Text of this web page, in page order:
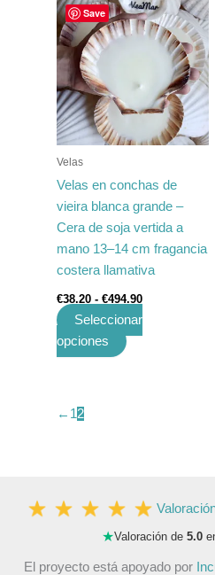
Save
Velas
Velas en conchas de
vieira blanca grande –
Cera de soja vertida a
mano 13–14 cm fragancia
costera llamativa
€38.20 - €494.90
de
precios:
desde
€38.20
€494.90
Seleccionar
opciones
producto
múltiples
variantes.
Las
opciones
elegir
en
la
página
de
producto
← 12
★Valoración de 5.0
El proyecto está apoyado por